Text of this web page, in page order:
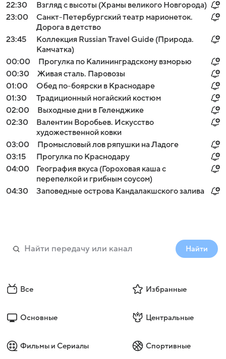
22:30
Взгляд с высоты (Храмы великого Новгорода)
23:00
Санкт-Петербургский театр марионеток.
Дорога в детство
23:45
Коллекция Russian Travel Guide (Природа.
Камчатка)
00:00
Прогулка по Калининградскому взморью
00:30
Живая сталь. Паровозы
01:00
Обед по-боярски в Краснодаре
01:30
Традиционный ногайский костюм
02:00
Выходные дни в Геленджике
02:30
Валентин Воробьев. Искусство
художественной ковки
03:00
Промысловый лов ряпушки на Ладоге
03:15
Прогулка по Краснодару
04:00
География вкуса (Гороховая каша с
перепелкой и грибным соусом)
04:30
Заповедные острова Кандалакшского залива
Найти
Все Избранные
Основные Центральные
Фильмы и Сериалы Спортивные